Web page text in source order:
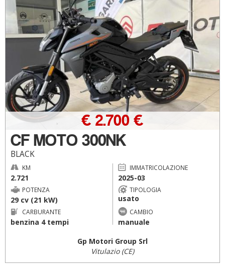
CF MOTO 300NK
BLACK
€ 2.700 €
KM
2.721
IMMATRICOLAZIONE
2025-03
POTENZA
29 cv (21 kW)
TIPOLOGIA
usato
CARBURANTE
benzina 4 tempi
CAMBIO
manuale
Gp Motori Group Srl
Vitulazio (CE)